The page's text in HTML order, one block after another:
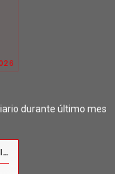
durante último mes